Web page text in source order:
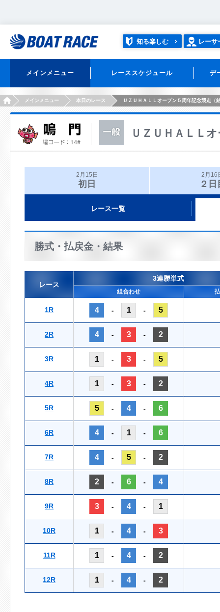
知る楽しむ レーサ
メインメニュー レーススケジュール デ
HOMEメインメニュー 本日のレース ＵＺＵＨＡＬＬオープン５周年記念競走（
ＵＺＵＨＡＬＬ
2月15日
初日
2月16
２日
レース一覧
勝式・払戻金・結果
レース
3連勝単式
組合わせ
1R 4 - 1 - 5
2R 4 - 3 - 2
3R 1 - 3 - 5
4R 1 - 3 - 2
5R 5 - 4 - 6
6R 4 - 1 - 6
7R 4 - 5 - 2
8R 2 - 6 - 4
9R 3 - 4 - 1
10R 1 - 4 - 3
11R 1 - 4 - 2
12R 1 - 4 - 2